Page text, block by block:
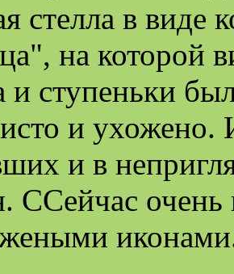
стелла в виде
на которой
и ступеньки
и ухожено.
и в
ССейчас очень